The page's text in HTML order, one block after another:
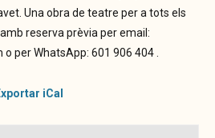
Una obra de teatre per a tots els
reserva prèvia per email:
per WhatsApp: 601 906 404 .
iCal